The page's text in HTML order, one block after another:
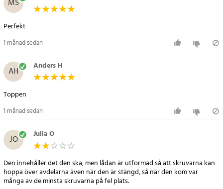
- M2x4 (30 st)
- M2x8 (30 st)
- M2,5x4 (30 st)
- M2,5x6 (30 st)
- M2,5x8 (30 st)
- M3x5 (30 st)
- Inkluderar: 1x skruvlåda, 1x plastförpackning
Artikelnummer:
MS
Perfekt
1 månad sedan
AH Anders H
Toppen
1 månad sedan
JO Julia O
Den innehåller det den ska, men lådan är utformad så att skruvarna kan
hoppa över avdelarna även när den är stängd, så när den kom var
många av de minsta skruvarna på fel plats.